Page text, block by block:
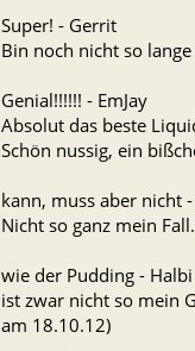
Super! - Gerrit
Bin noch nicht so
Genial!!!!!! - EmJay
Absolut das beste
Schön nussig, ein
kann, muss aber nicht
Nicht so ganz mein
wie der Pudding - Halbi
ist zwar nicht so mein
am 18.10.12)